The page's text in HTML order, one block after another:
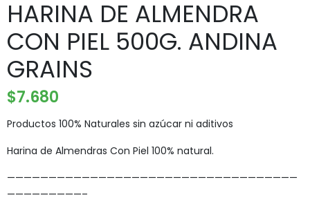
HARINA DE ALMENDRA
CON PIEL 500G. ANDINA
GRAINS
$7.680
Productos 100% Naturales sin azúcar ni aditivos
Harina de Almendras Con Piel 100% natural.
———————————————————————————————————
—————————–